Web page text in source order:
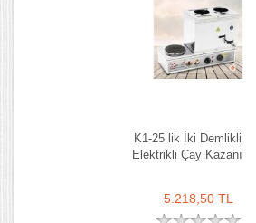
K1-25 lik İki Demlikli
Elektrikli Çay Kazanı
5.218,50 TL